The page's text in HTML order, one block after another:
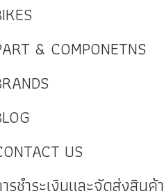
& COMPONETNS
US
รชำระเงินและจัดส่งสินค้า